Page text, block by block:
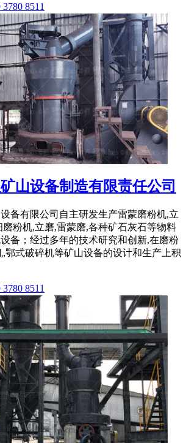
8511
山设备制造有限责任公司
备有限公司自主研发生产雷蒙磨粉机,立
磨粉机,立磨,雷蒙磨,各种矿石灰石等物料
备；经过多年的技术研究和创新,在磨粉
,鄂式破碎机等矿山设备的设计和生产上积
8511